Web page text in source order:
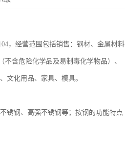
，经营范围包括销售：钢材、金属材料
含危险化学品及易制毒化学物品）、
文化用品、家具、模具。
锈钢、高强不锈钢等；按钢的功能特点